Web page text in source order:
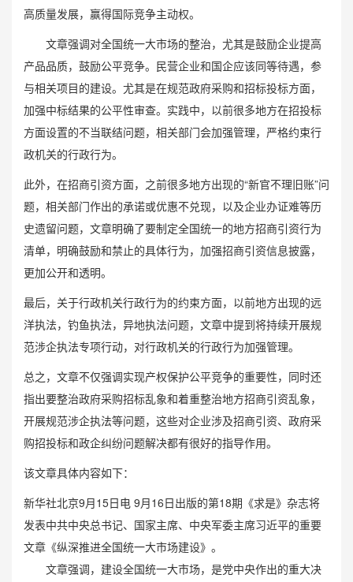
高质量发展，赢得国际竞争主动权。
文章强调对全国统一大市场的整治，尤其是鼓励企业提高
产品品质，鼓励公平竞争。民营企业和国企应该同等待遇，参
与相关项目的建设。尤其是在规范政府采购和招标投标方面，
加强中标结果的公平性审查。实践中，以前很多地方在招投标
方面设置的不当联结问题，相关部门会加强管理，严格约束行
政机关的行政行为。
此外，在招商引资方面，之前很多地方出现的“新官不理旧账”问
题，相关部门作出的承诺或优惠不兑现，以及企业办证难等历
史遗留问题，文章明确了要制定全国统一的地方招商引资行为
清单，明确鼓励和禁止的具体行为，加强招商引资信息披露，
更加公开和透明。
最后，关于行政机关行政行为的约束方面，以前地方出现的远
洋执法，钓鱼执法，异地执法问题，文章中提到将持续开展规
范涉企执法专项行动，对行政机关的行政行为加强管理。
总之，文章不仅强调实现产权保护公平竞争的重要性，同时还
指出要整治政府采购招标乱象和着重整治地方招商引资乱象，
开展规范涉企执法等问题，这些对企业涉及招商引资、政府采
购招投标和政企纠纷问题解决都有很好的指导作用。
该文章具体内容如下：
新华社北京9月15日电 9月16日出版的第18期《求是》杂志将
发表中共中央总书记、国家主席、中央军委主席习近平的重要
文章《纵深推进全国统一大市场建设》。
文章强调，建设全国统一大市场，是党中央作出的重大决